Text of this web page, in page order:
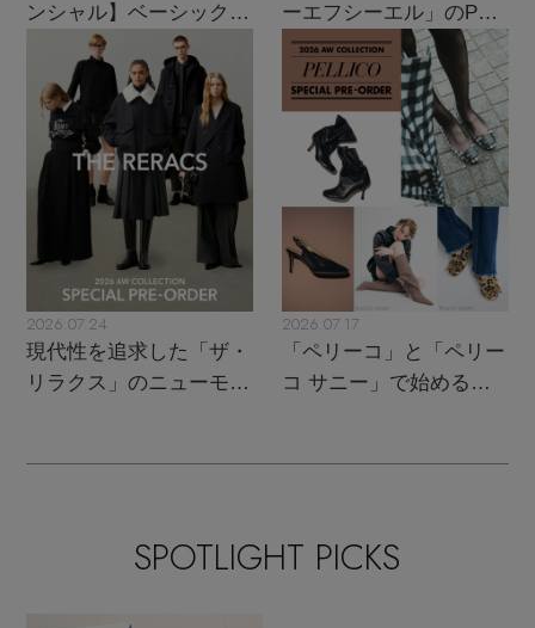
ンシャル】ベーシックと
トレンドが交差する16の
ーエフシーエル」のPOP
UPがスタート
2026.07.24
現代性を追求した「ザ・
リラクス」のニューモダ
2026.07.17
「ペリーコ」と「ペリー
コ サニー」で始める秋
SPOTLIGHT PICKS